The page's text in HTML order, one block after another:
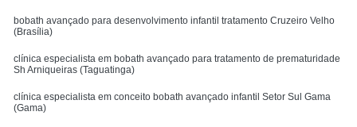
bobath avançado para desenvolvimento infantil tratamento Cruzeiro Velho
(Brasília)
clínica especialista em bobath avançado para tratamento de prematuridade
Sh Arniqueiras (Taguatinga)
clínica especialista em conceito bobath avançado infantil Setor Sul Gama
(Gama)